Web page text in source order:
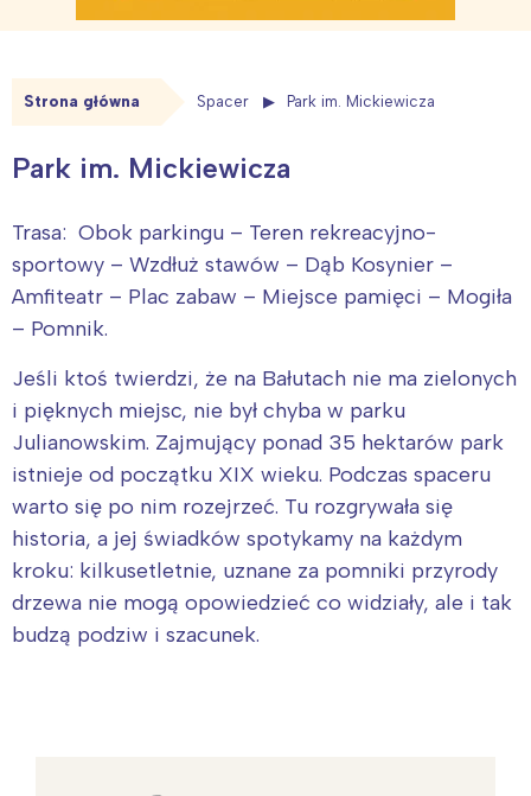
Strona główna Spacer Park im. Mickiewicza
Park im. Mickiewicza
Trasa: Obok parkingu – Teren rekreacyjno-
sportowy – Wzdłuż stawów – Dąb Kosynier –
Amfiteatr – Plac zabaw – Miejsce pamięci – Mogiła
– Pomnik.
Jeśli ktoś twierdzi, że na Bałutach nie ma zielonych
i pięknych miejsc, nie był chyba w parku
Julianowskim. Zajmujący ponad 35 hektarów park
istnieje od początku XIX wieku. Podczas spaceru
warto się po nim rozejrzeć. Tu rozgrywała się
historia, a jej świadków spotykamy na każdym
kroku: kilkusetletnie, uznane za pomniki przyrody
drzewa nie mogą opowiedzieć co widziały, ale i tak
budzą podziw i szacunek.